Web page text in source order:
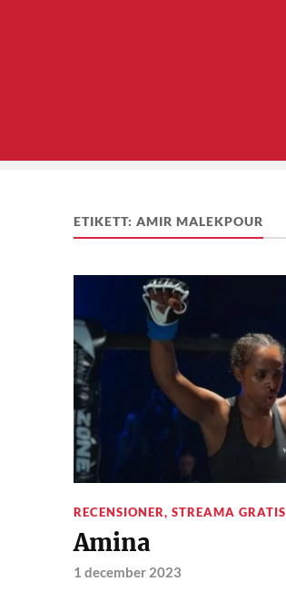
ETIKETT: AMIR MALEKPOUR
RECENSIONER, STREAMA GRATIS
Amina
1 december 2023